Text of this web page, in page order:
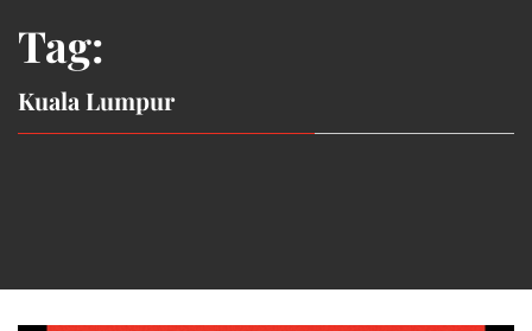
Tag:
Kuala Lumpur